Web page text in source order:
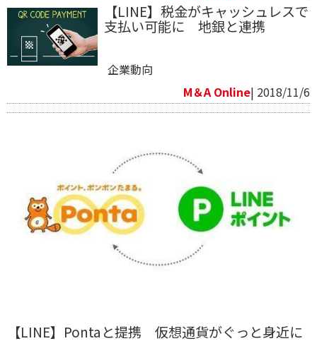
【LINE】税金がキャッシュレスで
支払い可能に 地銀と連携
企業動向
M＆A Online| 2018/11/6
【LINE】Pontaと提携 仮想通貨がぐっと身近に